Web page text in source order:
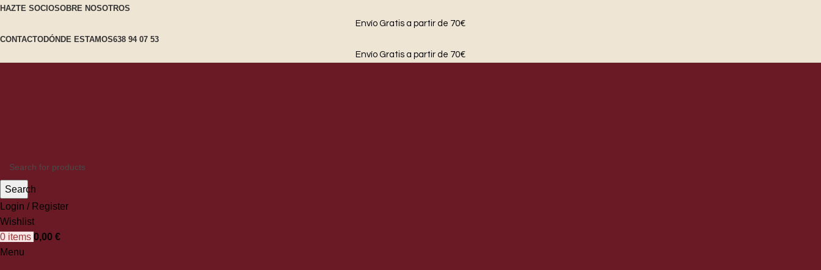
HAZTE SOCIOSOBRE NOSOTROS
Envío Gratis a partir de 70€
CONTACTODÓNDE ESTAMOS638 94 07 53
Envío Gratis a partir de 70€
Search
Login / Register
Wishlist
0 items 0,00 €
Menu